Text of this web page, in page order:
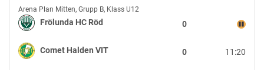
Frölunda
HC
Röd
vs
Comet
Arena Plan Mitten, Grupp B, Klass U12
Frölunda HC Röd 0
Comet Halden VIT 11:20
0